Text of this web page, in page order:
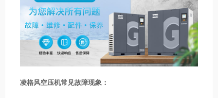
凌格风空压机常见故障现象：